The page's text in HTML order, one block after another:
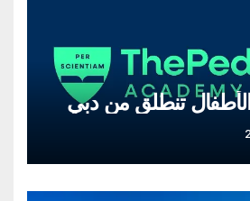
تنطلق من دبي